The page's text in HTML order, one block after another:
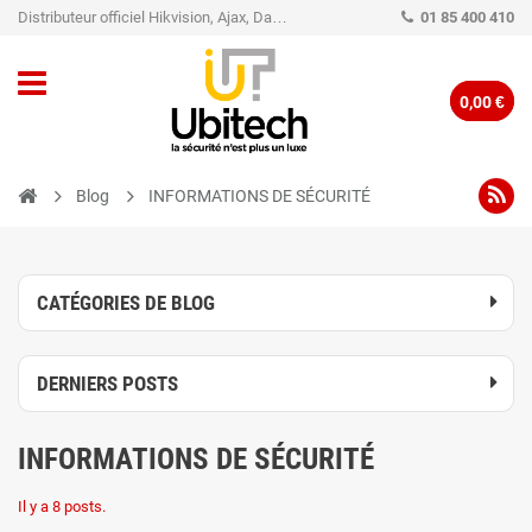
Distributeur officiel Hikvision, Ajax, Dahua, TP-Link - Caméra de vidéo surveillance - Alarme 01 85 400 410
0,00 €
Blog INFORMATIONS DE SÉCURITÉ
CATÉGORIES DE BLOG
DERNIERS POSTS
INFORMATIONS DE SÉCURITÉ
Il y a 8 posts.